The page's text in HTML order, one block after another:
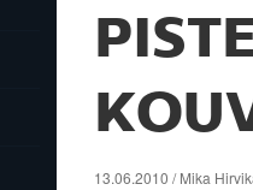
13.06.2010 / Mika